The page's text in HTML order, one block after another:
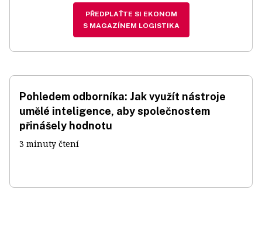
PŘEDPLAŤTE SI EKONOM
S MAGAZÍNEM LOGISTIKA
Pohledem odborníka: Jak využít nástroje
umělé inteligence, aby společnostem
přinášely hodnotu
3 minuty čtení